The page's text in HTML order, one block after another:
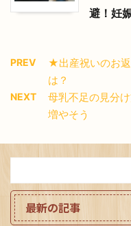
避！妊
PREV
★出産祝いのお
は？
NEXT
母乳不足の見分
増やそう
最新の記事